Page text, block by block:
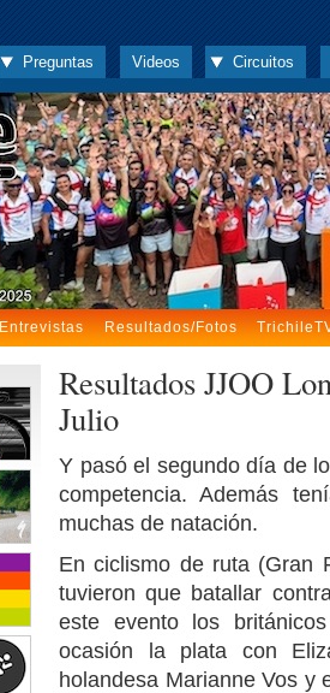
Preguntas Videos Circuitos
Entrevistas Resultados/Fotos
Resultados JJOO
Julio
Y pasó el segundo día de
competencia. Además
muchas de natación.
En ciclismo de ruta (Gran
tuvieron que batallar
este evento los
ocasión la plata con
holandesa Marianne Vos y